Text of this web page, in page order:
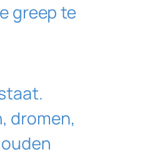
greep te
dromen,